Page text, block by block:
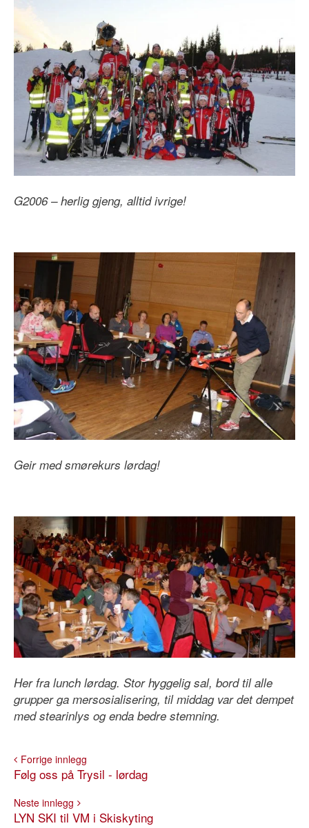
G2006 – herlig gjeng, alltid ivrige!
Geir med smørekurs lørdag!
Her fra lunch lørdag. Stor hyggelig sal, bord til alle
grupper ga mersosialisering, til middag var det dempet
med stearinlys og enda bedre stemning.
Forrige innlegg
Følg oss på Trysil - lørdag
Neste innlegg
LYN SKI til VM i Skiskyting